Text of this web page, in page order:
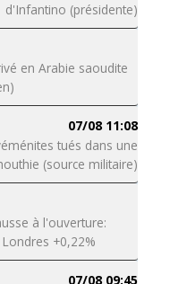
d'Infantino (présidente)
en Arabie saoudite
07/08 11:08
tués dans une
(source militaire)
à l'ouverture:
+0,22%
07/08 09:45